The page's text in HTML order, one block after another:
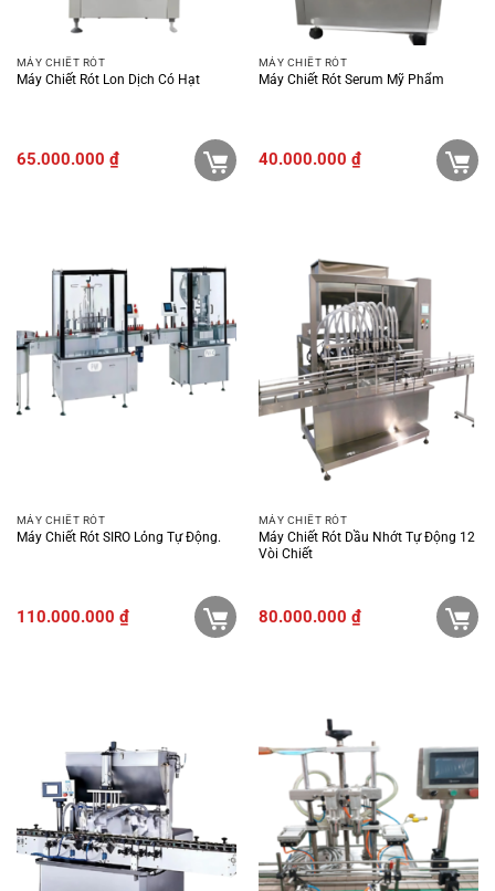
MÁY CHIẾT RÓT
Máy Chiết Rót Lon Dịch Có Hạt
65.000.000 ₫
MÁY CHIẾT RÓT
Máy Chiết Rót Serum Mỹ Phẩm
40.000.000 ₫
MÁY CHIẾT RÓT
Máy Chiết Rót SIRO Lỏng Tự Động.
110.000.000 ₫
MÁY CHIẾT RÓT
Máy Chiết Rót Dầu Nhớt Tự Động 12
Vòi Chiết
80.000.000 ₫